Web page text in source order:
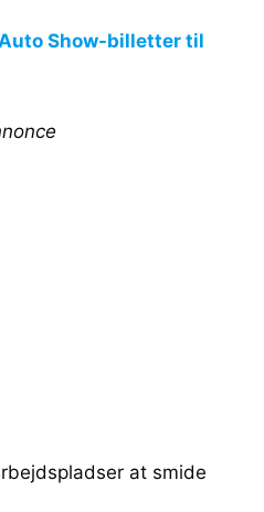
Show-billetter til
at smide